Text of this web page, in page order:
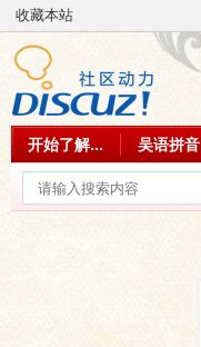
收藏本站
开始了解... 吴语拼音